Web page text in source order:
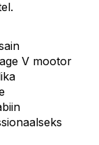
V mootor